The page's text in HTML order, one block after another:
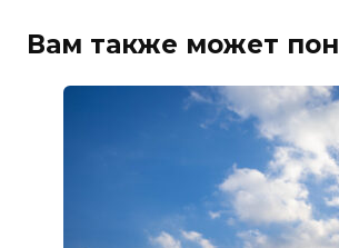
Вам также может